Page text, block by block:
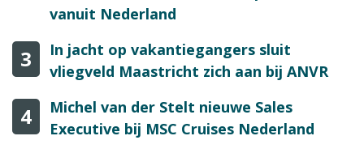
vanuit Nederland
3
In jacht op vakantiegangers sluit
vliegveld Maastricht zich aan bij ANVR
4
Michel van der Stelt nieuwe Sales
Executive bij MSC Cruises Nederland